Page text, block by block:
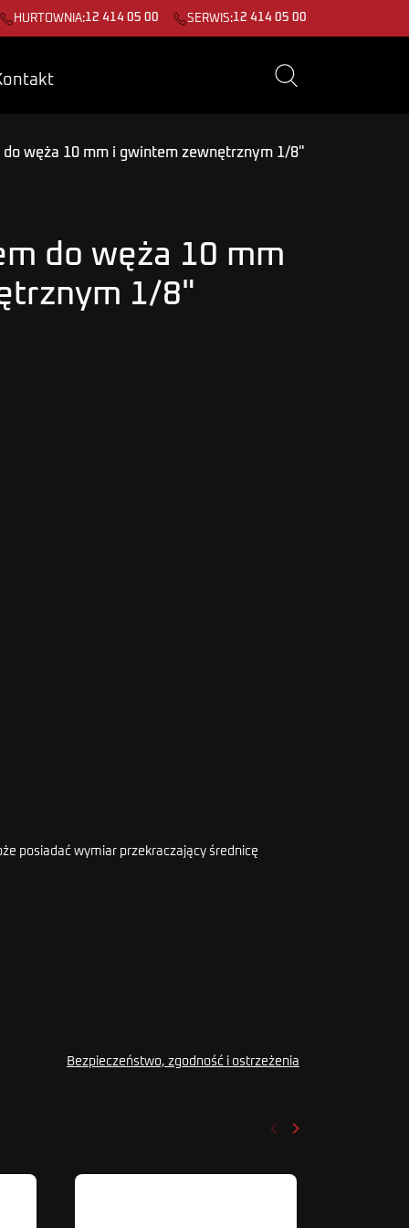
HURTOWNIA:12 414 05 00 SERWIS:12 414 05 00
do węża 10 mm i gwintem zewnętrznym 1/8"
do węża 10 mm
1/8"
posiadać wymiar przekraczający średnicę
Bezpieczeństwo, zgodność i ostrzeżenia
Poprzedni
keyboard_arrow_left Następny
keyboard_arrow_right